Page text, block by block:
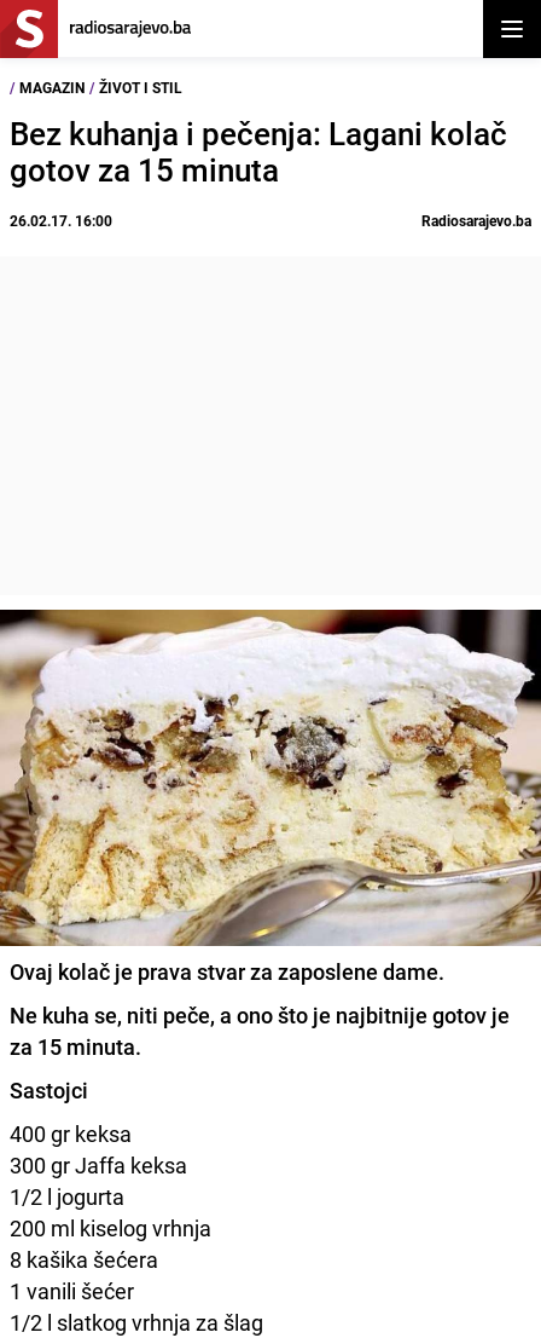
/ MAGAZIN / ŽIVOT I STIL
Bez kuhanja i pečenja: Lagani kolač
gotov za 15 minuta
26.02.17. 16:00 Radiosarajevo.ba
Ovaj kolač je prava stvar za zaposlene dame.
Ne kuha se, niti peče, a ono što je najbitnije gotov je
za 15 minuta.
Sastojci
400 gr keksa
300 gr Jaffa keksa
1/2 l jogurta
200 ml kiselog vrhnja
8 kašika šećera
1 vanili šećer
1/2 l slatkog vrhnja za šlag